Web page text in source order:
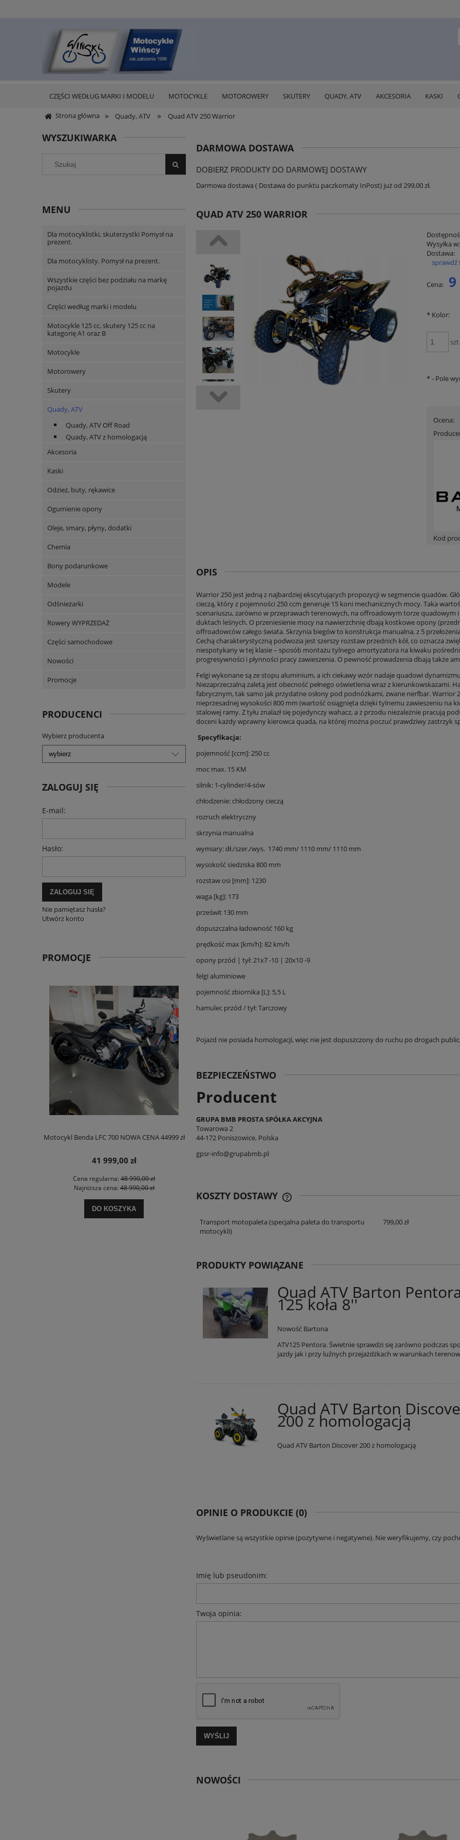
CZĘŚCI WEDŁUG MARKI I MODELU MOTOCYKLE MOTOROWERY SKUTERY QUADY, ATV AKCESORIA KASKI
Strona główna » Quady, ATV » Quad ATV 250 Warrior
WYSZUKIWARKA
MENU
Dla motocyklistki, skuterzystki Pomysł na
prezent.
Dla motocyklisty. Pomysł na prezent.
Wszystkie części bez podziału na markę
pojazdu
Części według marki i modelu
Motocykle 125 cc, skutery 125 cc na
kategorię A1 oraz B
Motocykle
Motorowery
Skutery
Quady, ATV
Quady, ATV Off Road
Quady, ATV z homologacją
Akcesoria
Kaski
Odzież, buty, rękawice
Ogumienie opony
Oleje, smary, płyny, dodatki
Chemia
Bony podarunkowe
Modele
Odśnieżarki
Rowery WYPRZEDAŻ
Części samochodowe
Nowości
Promocje
PRODUCENCI
Wybierz producenta
ZALOGUJ SIĘ
E-mail:
Hasło:
ZALOGUJ SIĘ
Nie pamiętasz hasła?
Utwórz konto
PROMOCJE
Motocykl Benda LFC 700 NOWA CENA 44999 zł
41 999,00 zł
Cena regularna: 48 990,00 zł
Najniższa cena: 48 990,00 zł
DO KOSZYKA
Skuter Barton Xplore 125
11 999,00 zł
DARMOWA DOSTAWA
DOBIERZ PRODUKTY DO DARMOWEJ DOSTAWY
Darmowa dostawa ( Dostawa do punktu paczkomaty InPost) już od 299,00 zł.
QUAD ATV 250 WARRIOR
Wysyłka w:
Dostawa:
Cena: 9
* Kolor:
szt.
*- Pole
Ocena:
Kod
OPIS
Warrior 250 jest jedną z najbardziej ekscytujących propozycji w segmencie quadów.
cieczą, który z pojemności 250 ccm generuje 15 koni mechanicznych mocy. Taka
scenariuszu, zarówno w przeprawach terenowych, na offroadowym torze quadowym
duktach leśnych. O przeniesienie mocy na nawierzchnię dbają kostkowe opony
offroadowców całego świata. Skrzynia biegów to konstrukcja manualna, z 5
Cechą charakterystyczną podwozia jest szerszy rozstaw przednich kół, co oznacza
niespotykany w tej klasie – sposób montażu tylnego amortyzatora na kiwaku
progresywności i płynności pracy zawieszenia. O pewność prowadzenia dbają także
Felgi wykonane są ze stopu aluminium, a ich ciekawy wzór nadaje quadowi
Niezaprzeczalną zaletą jest obecność pełnego oświetlenia wraz z kierunkowskazami.
fabrycznym, tak samo jak przydatne osłony pod podnóżkami, zwane nerfbar. Warrior
nieprzesadnej wysokości 800 mm (wartość osiągnięta dzięki tylnemu zawieszeniu na
stalowej ramy. Z tyłu znalazł się pojedynczy wahacz, a z przodu niezależnie pracują
doceni każdy wprawny kierowca quada, na której można poczuć prawdziwy zastrzyk
Specyfikacja:
pojemność [ccm]: 250 cc
moc max. 15 KM
silnik: 1-cylinder/4-sów
chłodzenie: chłodzony cieczą
rozruch elektryczny
skrzynia manualna
wymiary: dł./szer./wys. 1740 mm/ 1110 mm/ 1110 mm
wysokość siedziska 800 mm
rozstaw osi [mm]: 1230
waga [kg]: 173
prześwit 130 mm
dopuszczalna ładowność 160 kg
prędkość max [km/h]: 82 km/h
opony przód | tył: 21x7 -10 | 20x10 -9
felgi aluminiowe
pojemność zbiornika [L]: 5,5 L
hamulec przód / tył: Tarczowy
Pojazd nie posiada homologacji, więc nie jest dopuszczony do ruchu po drogach
BEZPIECZEŃSTWO
Producent
GRUPA BMB PROSTA SPÓŁKA AKCYJNA
Towarowa 2
44-172 Poniszowice, Polska
gpsr-info@grupabmb.pl
KOSZTY DOSTAWY
CENA NIE ZAWIERA EWENTUALNYCH
Transport motopaleta (specjalna paleta do transportu
motocykli)
799,00 zł
PRODUKTY POWIĄZANE
Quad ATV Barton
125 koła 8''
Nowość Bartona
ATV125 Pentora. Świetnie sprawdzi się zarówno podczas
jazdy jak i przy luźnych przejażdżkach w warunkach
Quad ATV Barton
200 z homologacją
Quad ATV Barton Discover 200 z homologacją
OPINIE O PRODUKCIE (0)
Wyświetlane są wszystkie opinie (pozytywne i negatywne). Nie weryfikujemy, czy
Imię lub pseudonim:
Twoja opinia:
WYŚLIJ
NOWOŚCI